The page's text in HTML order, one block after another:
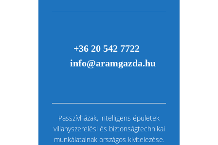
+36 20 542 7722
info@aramgazda.hu
Passzívházak, intelligens épületek
villanyszerelési és biztonságtechnikai
munkálatainak országos kivitelezése.